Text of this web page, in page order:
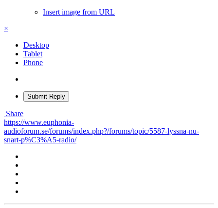
Insert image from URL
×
Desktop
Tablet
Phone
Submit Reply
Share
https://www.euphonia-
audioforum.se/forums/index.php?/forums/topic/5587-lyssna-nu-
snart-p%C3%A5-radio/